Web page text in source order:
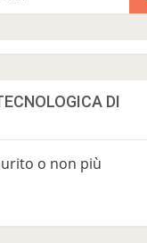
DI
o non più